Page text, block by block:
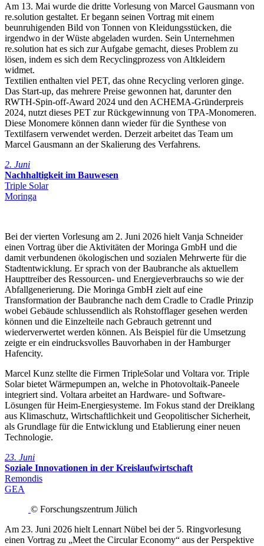
Am 13. Mai wurde die dritte Vorlesung von Marcel Gausmann von
re.solution gestaltet. Er begann seinen Vortrag mit einem
beunruhigenden Bild von Tonnen von Kleidungsstücken, die
irgendwo in der Wüste abgeladen wurden. Sein Unternehmen
re.solution hat es sich zur Aufgabe gemacht, dieses Problem zu
lösen, indem es sich dem Recyclingprozess von Altkleidern
widmet.
Textilien enthalten viel PET, das ohne Recycling verloren ginge.
Das Start-up, das mehrere Preise gewonnen hat, darunter den
RWTH-Spin-off-Award 2024 und den ACHEMA-Gründerpreis
2024, nutzt dieses PET zur Rückgewinnung von TPA-Monomeren.
Diese Monomere können dann wieder für die Synthese von
Textilfasern verwendet werden. Derzeit arbeitet das Team um
Marcel Gausmann an der Skalierung des Verfahrens.
2. Juni
Nachhaltigkeit im Bauwesen
Triple Solar
Moringa
Bei der vierten Vorlesung am 2. Juni 2026 hielt Vanja Schneider
einen Vortrag über die Aktivitäten der Moringa GmbH und die
damit verbundenen ökologischen und sozialen Mehrwerte für die
Stadtentwicklung. Er sprach von der Baubranche als aktuellem
Haupttreiber des Ressourcen- und Energieverbrauchs so wie der
Abfallgenerierung. Die Moringa GmbH zielt auf eine
Transformation der Baubranche nach dem Cradle to Cradle Prinzip
wobei Gebäude schlussendlich als Rohstofflager gesehen werden
können und die Einzelteile nach Gebrauch getrennt und
wiederverwertet werden können. Als Beispiel für die Umsetzung
zeigte er ein eindrucksvolles Bauvorhaben in der Hamburger
Hafencity.
Marcel Kunz stellte die Firmen TripleSolar und Voltara vor. Triple
Solar bietet Wärmepumpen an, welche in Photovoltaik-Paneele
integriert sind. Voltara arbeitet an Hardware- und Software-
Lösungen für Heim-Energiesysteme. Im Fokus stand der Dreiklang
aus Klimaschutz, Wirtschaftlichkeit und Geopolitischer Sicherheit,
als Grundlage für die Entwicklung und Etablierung einer neuen
Technologie.
23. Juni
Soziale Innovationen in der Kreislaufwirtschaft
Remondis
GEA
© Forschungszentrum Jülich
Am 23. Juni 2026 hielt Lennart Nübel bei der 5. Ringvorlesung
einen Vortrag zu „Meet the Circular Economy“ aus der Perspektive